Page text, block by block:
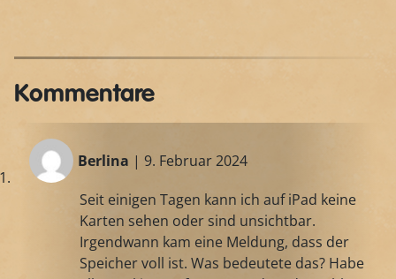
Kommentare
Berlina | 9. Februar 2024
Seit einigen Tagen kann ich auf iPad keine
Karten sehen oder sind unsichtbar.
Irgendwann kam eine Meldung, dass der
Speicher voll ist. Was bedeutete das? Habe